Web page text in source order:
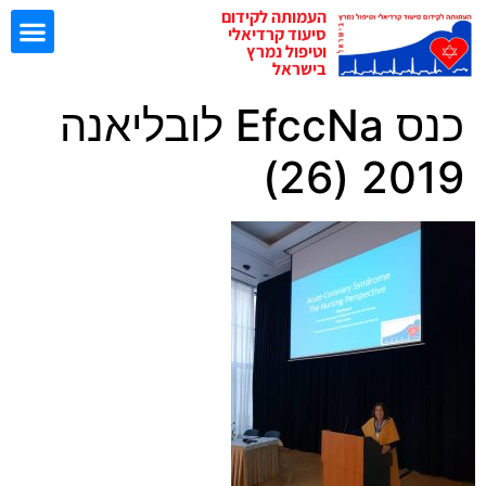
העמותה לקידום
סיעוד קרדיאלי
וטיפול נמרץ
בישראל
כנס EfccNa לובליאנה
2019 (26)